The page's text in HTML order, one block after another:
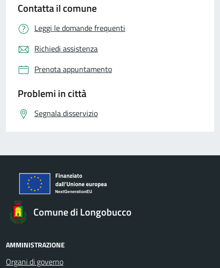
Contatta il comune
Leggi le domande frequenti
Richiedi assistenza
Prenota appuntamento
Problemi in città
Segnala disservizio
Comune di Longobucco
AMMINISTRAZIONE
Organi di governo